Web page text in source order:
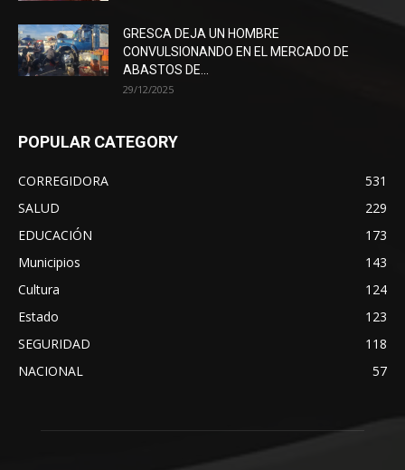
GRESCA DEJA UN HOMBRE
CONVULSIONANDO EN EL MERCADO DE
ABASTOS DE...
29/12/2025
POPULAR CATEGORY
CORREGIDORA
531
SALUD
229
EDUCACIÓN
173
Municipios
143
Cultura
124
Estado
123
SEGURIDAD
118
NACIONAL
57